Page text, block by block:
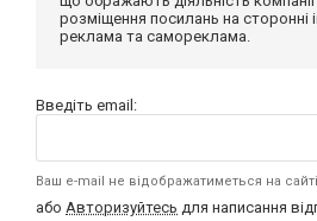
розміщення посилань на сторонні
реклама та самореклама.
Введіть email:
Ваш e-mail не відображатиметься на сайті
або Авторизуйтесь для написання